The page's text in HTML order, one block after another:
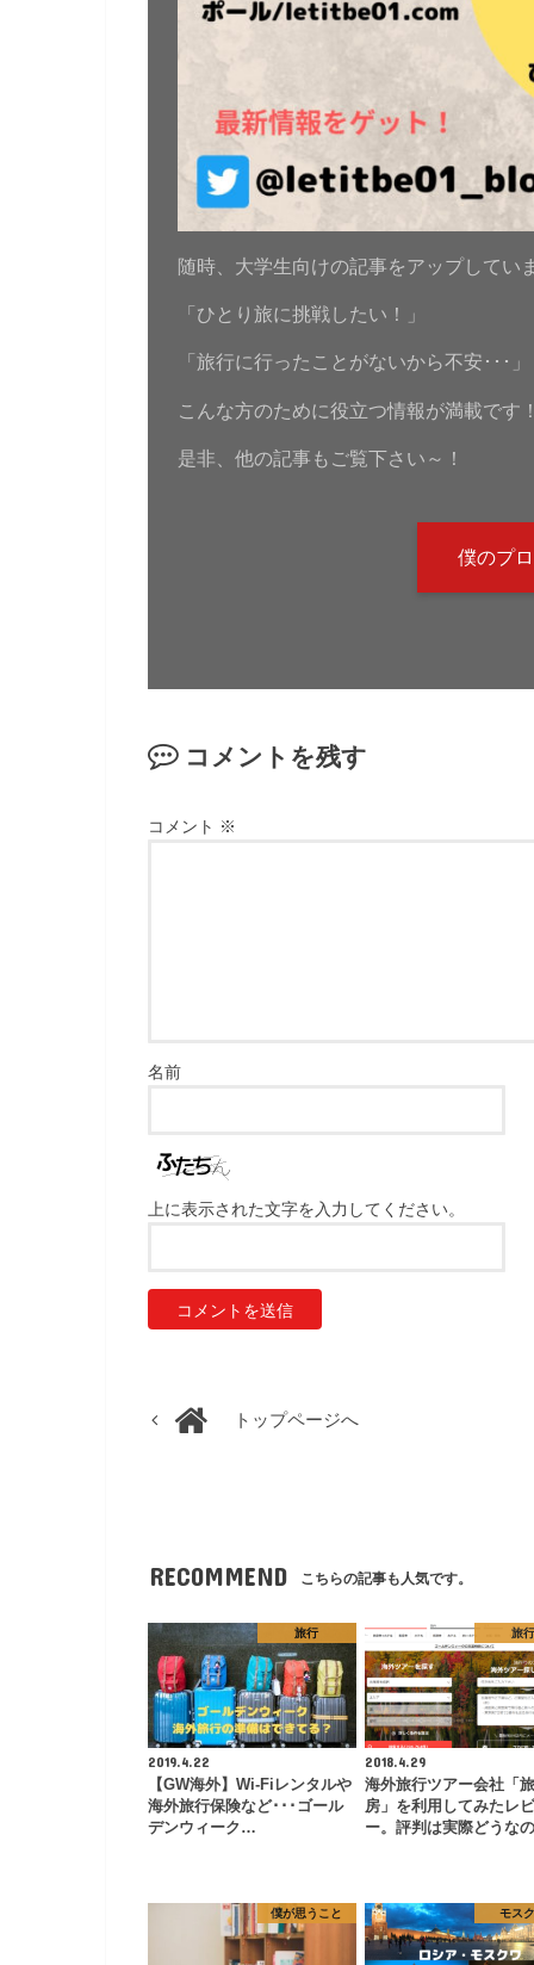
随時、大学生向けの記事をアップしてい
「ひとり旅に挑戦したい！」
「旅行に行ったことがないから不安･･･」
こんな方のために役立つ情報が満載です
是非、他の記事もご覧下さい～！
僕のプ
コメントを残す
コメント ※
名前
上に表示された文字を入力してください。
トップページへ
RECOMMEND こちらの記事も人気です。
旅行
2019.4.22
【GW海外】Wi-Fiレンタルや
海外旅行保険など･･･ゴール
デンウィーク…
旅
2018.4.29
海外旅行ツアー会社「
房」を利用してみたレ
ー。評判は実際どうな
僕が思うこと モス